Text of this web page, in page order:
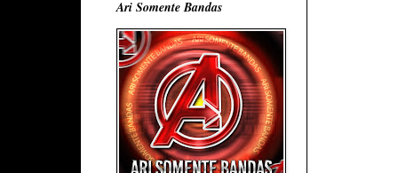
Ari Somente Bandas